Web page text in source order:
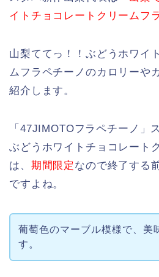
イトチョコレートクリームフ
山梨ててっ！！ぶどうホワイ
ムフラペチーノのカロリーや
紹介します。
「47JIMOTOフラペチーノ」
ぶどうホワイトチョコレート
は、 期間限定 なので終了する
ですよね。
葡萄色のマーブル模様で、美
す。